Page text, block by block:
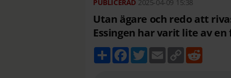
2025-04-09 15:38
Utan ägare och redo att
Essingen har varit lite av
D
e
F
c
T
w
E
m
a
C
o
p